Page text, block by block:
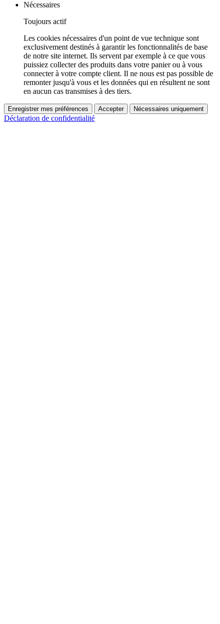
Nécessaires
Toujours actif
Les cookies nécessaires d'un point de vue technique sont
exclusivement destinés à garantir les fonctionnalités de base
de notre site internet. Ils servent par exemple à ce que vous
puissiez collecter des produits dans votre panier ou à vous
connecter à votre compte client. Il ne nous est pas possible de
remonter jusqu'à vous et les données qui en résultent ne sont
en aucun cas transmises à des tiers.
Enregistrer mes préférences Accepter Nécessaires uniquement
Déclaration de confidentialité